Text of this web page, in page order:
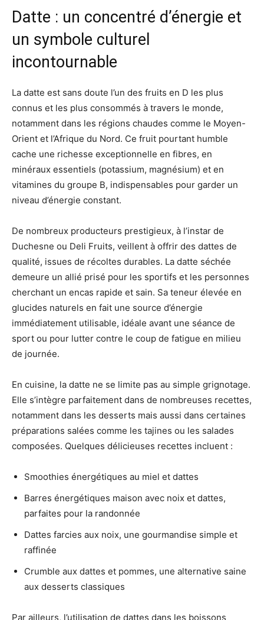
Datte : un concentré d’énergie et
un symbole culturel
incontournable
La datte est sans doute l’un des fruits en D les plus
connus et les plus consommés à travers le monde,
notamment dans les régions chaudes comme le Moyen-
Orient et l’Afrique du Nord. Ce fruit pourtant humble
cache une richesse exceptionnelle en fibres, en
minéraux essentiels (potassium, magnésium) et en
vitamines du groupe B, indispensables pour garder un
niveau d’énergie constant.
De nombreux producteurs prestigieux, à l’instar de
Duchesne ou Deli Fruits, veillent à offrir des dattes de
qualité, issues de récoltes durables. La datte séchée
demeure un allié prisé pour les sportifs et les personnes
cherchant un encas rapide et sain. Sa teneur élevée en
glucides naturels en fait une source d’énergie
immédiatement utilisable, idéale avant une séance de
sport ou pour lutter contre le coup de fatigue en milieu
de journée.
En cuisine, la datte ne se limite pas au simple grignotage.
Elle s’intègre parfaitement dans de nombreuses recettes,
notamment dans les desserts mais aussi dans certaines
préparations salées comme les tajines ou les salades
composées. Quelques délicieuses recettes incluent :
Smoothies énergétiques au miel et dattes
Barres énergétiques maison avec noix et dattes,
parfaites pour la randonnée
Dattes farcies aux noix, une gourmandise simple et
raffinée
Crumble aux dattes et pommes, une alternative saine
aux desserts classiques
Par ailleurs, l’utilisation de dattes dans les boissons